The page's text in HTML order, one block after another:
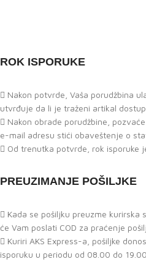
ROK ISPORUKE
Nakon potvrde, Vaša porudžbina
utvrđuje da li je traženi artikal
Nakon obrade porudžbine,
e-mail adresu stići obaveštenje o
Od trenutka potvrde, rok isporuke
PREUZIMANJE POŠILJKE
Kada se pošiljku preuzme kurirska
će Vam poslati COD za praćenje
Kuriri AKS Express-a, pošiljke
isporuku u periodu od 08.00 do